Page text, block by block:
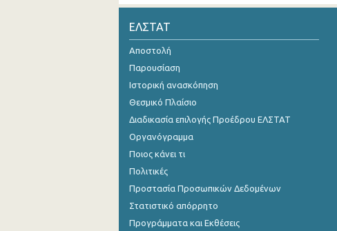
Αυγούστου 2024
Ιουλίου 2024
Ιουνίου 2024
Μαΐου 2024
Απριλίου 2024
Φεβρουαρίου 2024
Ιανουαρίου 2024
Δεκεμβρίου 2023
ΕΛΣΤΑΤ
Αποστολή
Παρουσίαση
Ιστορική ανασκόπηση
Θεσμικό Πλαίσιο
Διαδικασία επιλογής Προέδρου ΕΛΣΤΑΤ
Οργανόγραμμα
Ποιος κάνει τι
Πολιτικές
Προστασία Προσωπικών Δεδομένων
Στατιστικό απόρρητο
Προγράμματα και Εκθέσεις